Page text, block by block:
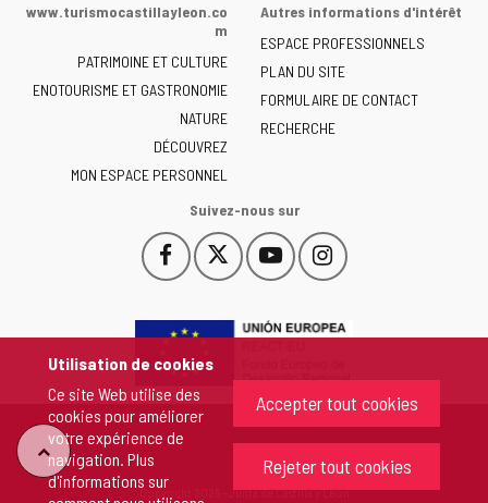
Utilisation de cookies
Ce site Web utilise des
cookies pour améliorer
votre expérience de
navigation. Plus
d'informations sur
Accepter tout cookies
Rejeter tout cookies
la
de
Castilla
y
León
-
www.turismocastillayleon.co
m
PATRIMOINE ET CULTURE
ENOTOURISME ET GASTRONOMIE
NATURE
DÉCOUVREZ
MON ESPACE PERSONNEL
Autres informations d'intérêt
ESPACE PROFESSIONNELS
PLAN DU SITE
FORMULAIRE DE CONTACT
RECHERCHE
Suivez-nous sur
Facebook
Este
enlace
abrirá
una
ventana
nueva.
Este
enlace
abrirá
ventana
nueva.
YouTube
Este
enlace
abrirá
ventana
nueva.
Instagram
Este
enlace
abrirá
ventana
nueva.
"Retour
Copyright 2026 - Junta de Castilla y León